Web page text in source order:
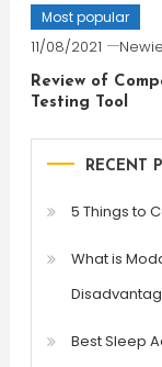
Most popular
11/08/2021 Newie
Review of
Testing Tool
RECENT
5 Things to
What is
Best Sleep